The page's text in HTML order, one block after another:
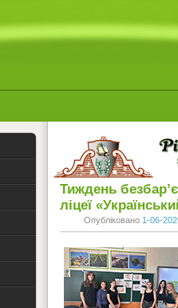
Тиждень
ліцеї
Опубліковано 1-06-